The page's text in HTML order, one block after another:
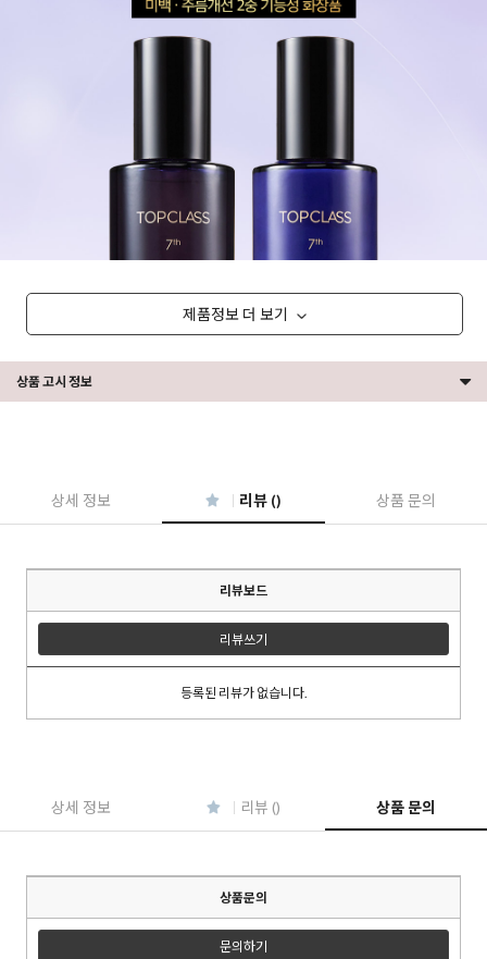
이코 라이프 하
제품정보 더 보기
상품 고시 정보
상세 정보 리뷰 () 상품 문의
리뷰보드
리뷰쓰기
등록된 리뷰가 없습니다.
상세 정보 리뷰 () 상품 문의
상품문의
문의하기